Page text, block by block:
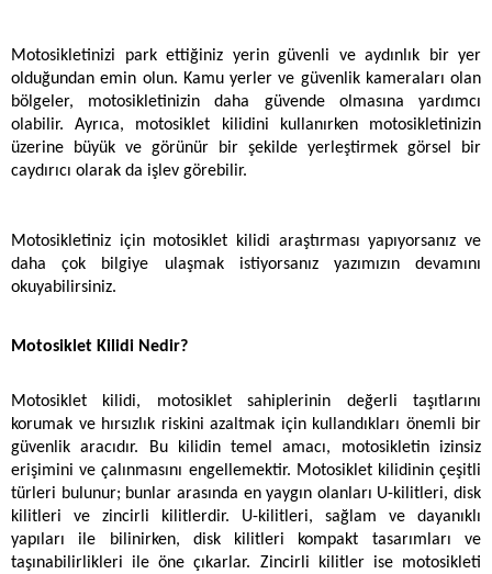
Motosikletinizi park ettiğiniz yerin güvenli ve aydınlık bir yer
olduğundan emin olun. Kamu yerler ve güvenlik kameraları olan
bölgeler, motosikletinizin daha güvende olmasına yardımcı
olabilir. Ayrıca, motosiklet kilidini kullanırken motosikletinizin
üzerine büyük ve görünür bir şekilde yerleştirmek görsel bir
caydırıcı olarak da işlev görebilir.
Motosikletiniz için motosiklet kilidi araştırması yapıyorsanız ve
daha çok bilgiye ulaşmak istiyorsanız yazımızın devamını
okuyabilirsiniz.
Motosiklet Kilidi Nedir?
Motosiklet kilidi, motosiklet sahiplerinin değerli taşıtlarını
korumak ve hırsızlık riskini azaltmak için kullandıkları önemli bir
güvenlik aracıdır. Bu kilidin temel amacı, motosikletin izinsiz
erişimini ve çalınmasını engellemektir. Motosiklet kilidinin çeşitli
türleri bulunur; bunlar arasında en yaygın olanları U-kilitleri, disk
kilitleri ve zincirli kilitlerdir. U-kilitleri, sağlam ve dayanıklı
yapıları ile bilinirken, disk kilitleri kompakt tasarımları ve
taşınabilirlikleri ile öne çıkarlar. Zincirli kilitler ise motosikleti